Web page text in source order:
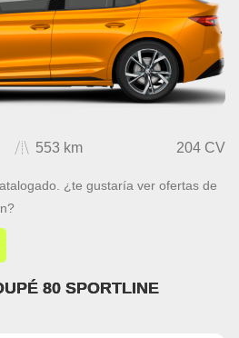
553 km 204 CV
¿te gustaría ver ofertas de
80 SPORTLINE